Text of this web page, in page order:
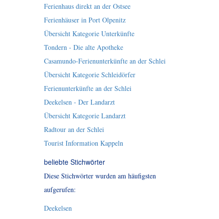
Ferienhaus direkt an der Ostsee
Ferienhäuser in Port Olpenitz
Übersicht Kategorie Unterkünfte
Tondern - Die alte Apotheke
Casamundo-Ferienunterkünfte an der Schlei
Übersicht Kategorie Schleidörfer
Ferienunterkünfte an der Schlei
Deekelsen - Der Landarzt
Übersicht Kategorie Landarzt
Radtour an der Schlei
Tourist Information Kappeln
beliebte Stichwörter
Diese Stichwörter wurden am häufigsten
aufgerufen:
Deekelsen